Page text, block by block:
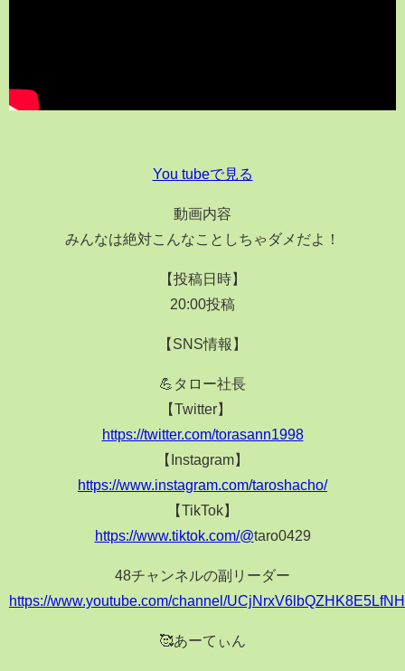
You tubeで見る
動画内容
みんなは絶対こんなことしちゃダメだよ！
【投稿日時】
20:00投稿
【SNS情報】
💪タロー社長
【Twitter】
https://twitter.com/torasann1998
【Instagram】
https://www.instagram.com/taroshacho/
【TikTok】
https://www.tiktok.com/@taro0429
48チャンネルの副リーダー
https://www.youtube.com/channel/
🥰あーてぃん